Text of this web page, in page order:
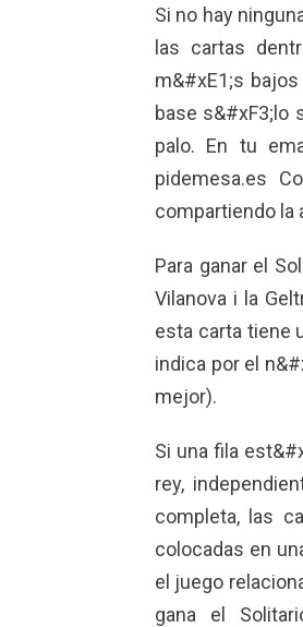
Si no hay
las cartas
m&#xE1;s
base s&#xF3;lo
palo. En tu
pidemesa.es
compartiendo la
Para ganar el
Vilanova i la
esta carta tiene
indica por el
mejor).
Si una fila
rey,
completa, las
colocadas en
el juego
gana el